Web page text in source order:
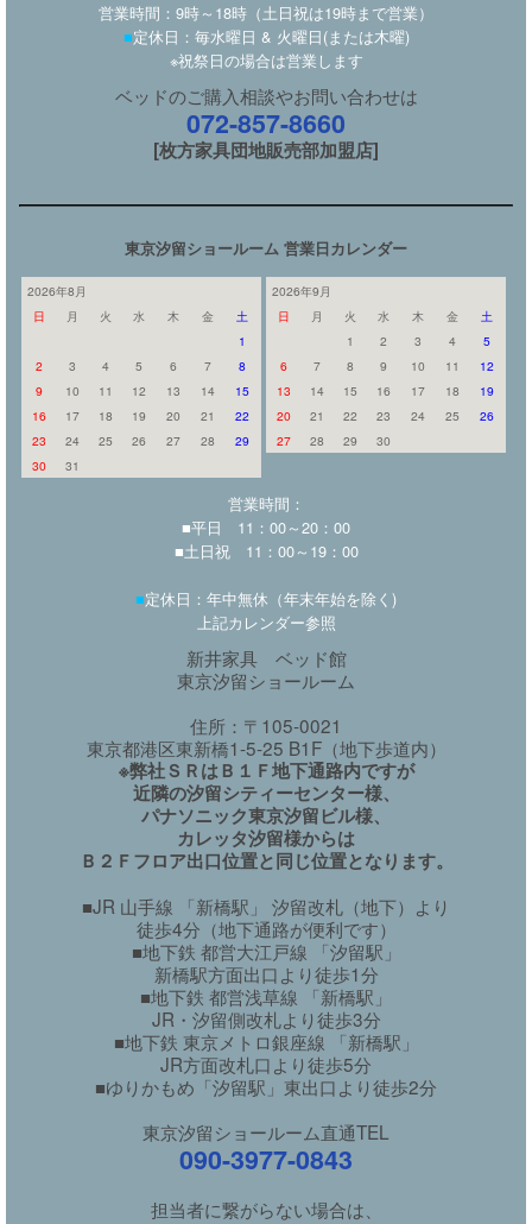
営業時間：9時～18時（土日祝は19時まで営業）
■定休日：毎水曜日 & 火曜日(または木曜)
※祝祭日の場合は営業します
ベッドのご購入相談やお問い合わせは
072-857-8660
[枚方家具団地販売部加盟店]
東京汐留ショールーム 営業日カレンダー
2026年8月
日
月 火 水 木 金
土
1
2
3 4 5 6 7
8
9
10 11 12 13 14
15
16
17 18 19 20 21
22
23
24 25 26 27 28
29
30
31
2026年9月
日
月 火 水 木 金
土
1
2 3 4
5
6
7 8 9 10 11
12
13
14 15 16 17 18
19
20
21 22 23 24 25
26
27
28 29 30
営業時間：
■平日 11：00～20：00
■土日祝 11：00～19：00
■定休日：年中無休（年末年始を除く)
上記カレンダー参照
新井家具 ベッド館
東京汐留ショールーム
住所：〒105-0021
東京都港区東新橋1-5-25 B1F（地下歩道内）
※弊社ＳＲはＢ１Ｆ地下通路内ですが
近隣の汐留シティーセンター様、
パナソニック東京汐留ビル様、
カレッタ汐留様からは
Ｂ２Ｆフロア出口位置と同じ位置となります。
■JR 山手線 「新橋駅」 汐留改札（地下）より
徒歩4分（地下通路が便利です）
■地下鉄 都営大江戸線 「汐留駅」
新橋駅方面出口より徒歩1分
■地下鉄 都営浅草線 「新橋駅」
JR・汐留側改札より徒歩3分
■地下鉄 東京メトロ銀座線 「新橋駅」
JR方面改札口より徒歩5分
■ゆりかもめ「汐留駅」東出口より徒歩2分
東京汐留ショールーム直通TEL
090-3977-0843
担当者に繋がらない場合は、